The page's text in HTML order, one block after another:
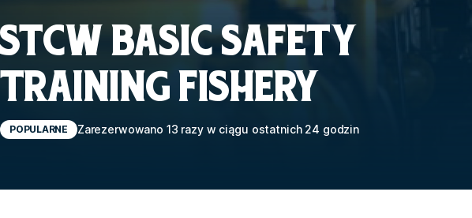
STCW BASIC SAFETY
TRAINING FISHERY
POPULARNE Zarezerwowano 13 razy w ciągu ostatnich 24 godzin